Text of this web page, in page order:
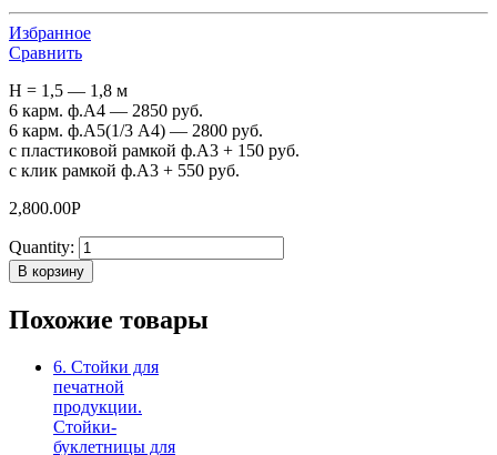
Избранное
Сравнить
H = 1,5 — 1,8 м
6 карм. ф.А4 — 2850 руб.
6 карм. ф.А5(1/3 А4) — 2800 руб.
с пластиковой рамкой ф.А3 + 150 руб.
с клик рамкой ф.А3 + 550 руб.
2,800.00Р
Quantity:
В корзину
Похожие товары
6. Стойки для
печатной
продукции.
Стойки-
буклетницы для